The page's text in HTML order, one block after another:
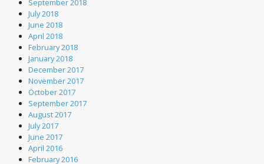
September 2018
July 2018
June 2018
April 2018
February 2018
January 2018
December 2017
November 2017
October 2017
September 2017
August 2017
July 2017
June 2017
April 2016
February 2016